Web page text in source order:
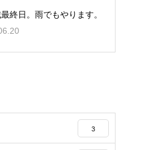
終日。雨でもやります。
3